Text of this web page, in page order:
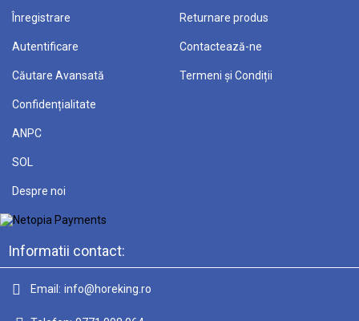
Înregistrare
Autentificare
Căutare Avansată
Returnare produs
Contactează-ne
Termeni și Condiții
Confidențialitate
ANPC
SOL
Despre noi
Informatii contact:
Email: info@horeking.ro